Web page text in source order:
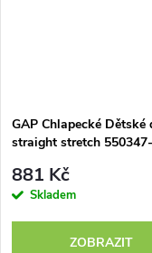
GAP Chlapecké Dětské
straight stretch
881 Kč
Skladem
ZOBRAZIT